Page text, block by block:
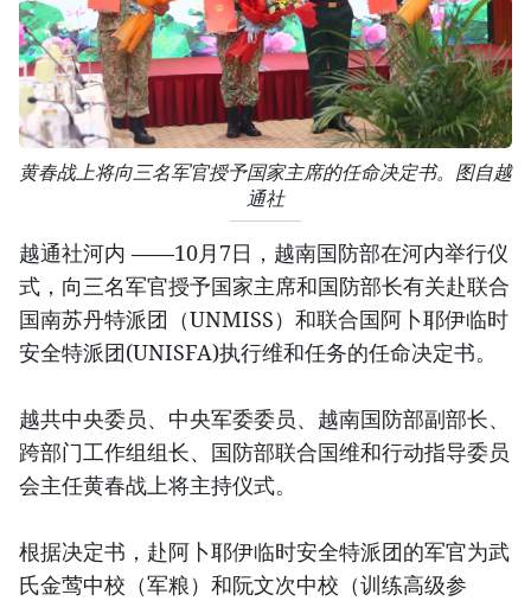
黄春战上将向三名军官授予国家主席的任命决定书。图自越
通社
越通社河内 ——10月7日，越南国防部在河内举行仪
式，向三名军官授予国家主席和国防部长有关赴联合
国南苏丹特派团（UNMISS）和联合国阿卜耶伊临时
安全特派团(UNISFA)执行维和任务的任命决定书。
越共中央委员、中央军委委员、越南国防部副部长、
跨部门工作组组长、国防部联合国维和行动指导委员
会主任黄春战上将主持仪式。
根据决定书，赴阿卜耶伊临时安全特派团的军官为武
氏金莺中校（军粮）和阮文次中校（训练高级参